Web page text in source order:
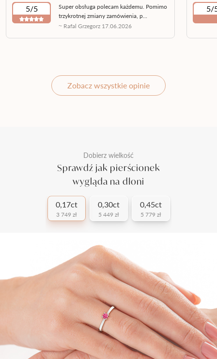
5/5
Super obsługa polecam każdemu. Pomimo
trzykrotnej zmiany zamówienia, p...
~ Rafal Grzegorz 17.06.2026
5/
Zobacz wszystkie opinie
Dobierz wielkość
Sprawdź jak pierścionek
wygląda na dłoni
0,17ct
3 749 zł
0,30ct
5 449 zł
0,45ct
5 779 zł